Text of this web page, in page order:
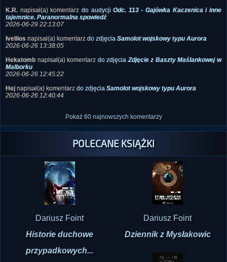
K.R. napisał(a) komentarz do audycjiOdc. 113 - Gajówka Kaczenica i inne
tajemnice. Paranormalna spowiedź
2026-06-29 22:13:07
Ivellios napisał(a) komentarz do zdjęcia Samolot wojskowy typu Aurora
2026-06-26 13:38:05
Hekatomb napisał(a) komentarz do zdjęciaZdjęcie z Baszty Maślankowej w
Malborku
2026-06-26 12:45:22
Hej napisał(a) komentarz do zdjęcia Samolot wojskowy typu Aurora
2026-06-26 12:40:44
Pokaż 60 najnowszych komentarzy
POLECANE KSIĄŻKI
Dariusz Foint
Historie duchowe
przypadkowych...
Dariusz Foint
Dziennik z Mysłakowic